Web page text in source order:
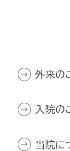
外来の
入院の
当院に